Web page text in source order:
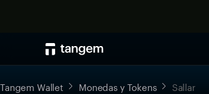
Tangem Wallet Monedas y Tokens Sallar